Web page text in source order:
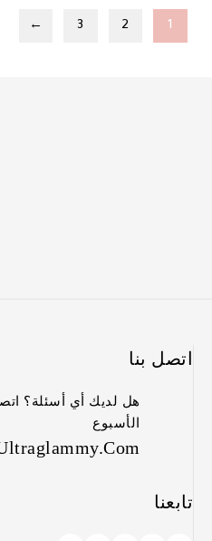
1
2
3
←
اتصل بنا
هل لديك أي أسئلة؟
الأسبوع
تابعنا